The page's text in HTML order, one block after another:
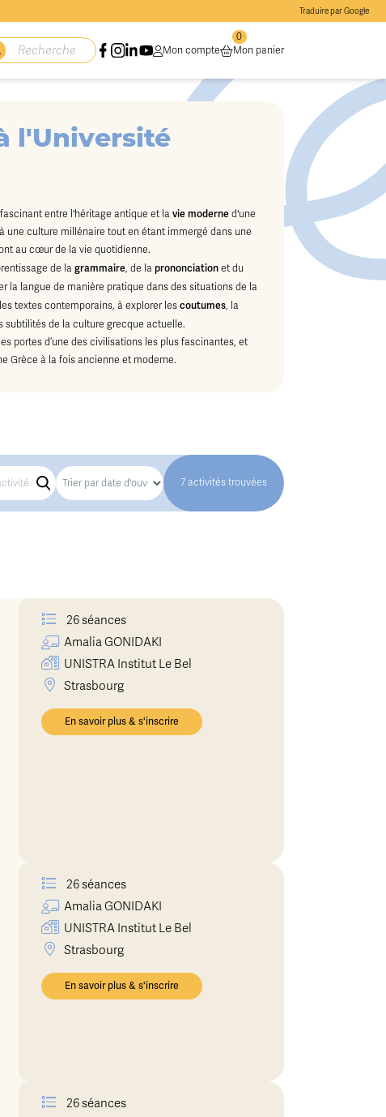
Traduire par Google
Mon compte Mon panier
0
l'Université
entre l'héritage antique et la vie moderne d'une
une culture millénaire tout en étant immergé dans une
au cœur de la vie quotidienne.
de lagrammaire, de la prononciation et du
la langue de manière pratique dans des situations de la
textes contemporains, à explorer les coutumes, la
subtilités de la culture grecque actuelle.
portes d’une des civilisations les plus fascinantes, et
Grèce à la fois ancienne et moderne.
7 activités trouvées
26 séances
AmaliaGONIDAKI
UNISTRA Institut Le Bel
Strasbourg
En savoir plus & s'inscrire
26 séances
AmaliaGONIDAKI
UNISTRA Institut Le Bel
Strasbourg
En savoir plus & s'inscrire
26 séances